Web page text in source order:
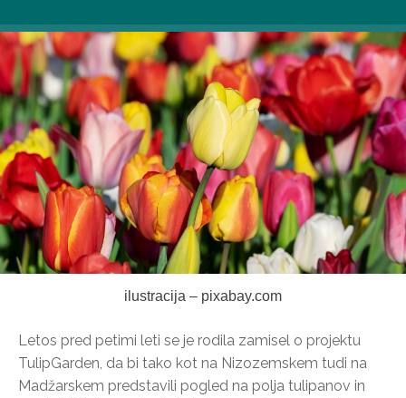
ilustracija – pixabay.com
Letos pred petimi leti se je rodila zamisel o projektu
TulipGarden, da bi tako kot na Nizozemskem tudi na
Madžarskem predstavili pogled na polja tulipanov in